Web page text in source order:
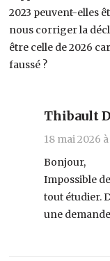
2023 peuvent-elles
nous corriger la
être celle de 2026
faussé ?
Thibault
18 mai 2026 à
Bonjour,
Impossible
tout étudier.
une